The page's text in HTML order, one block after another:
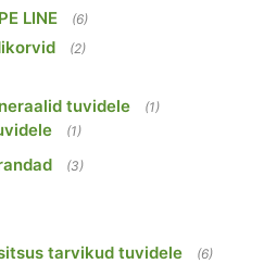
LINE (6)
(2)
tuvidele (1)
(1)
(3)
tarvikud tuvidele (6)